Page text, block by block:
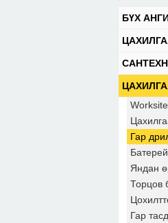
БҮХ
Worksite
Гар
Яндан
Торцов
Гар